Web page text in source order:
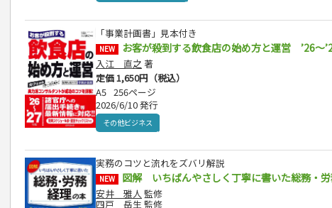
「事業計画書」見本付き
NEW お客が殺到する飲食店の始め方と運営 ’26～
入江 直之 著
定価 1,650円（税込）
A5 256ページ
2026/6/10 発行
その他ビジネス
実務のコツと流れをズバリ解説
NEW 図解 いちばんやさしく丁寧に書いた総務・
安井 雅人 監修
四戸 岳生 監修